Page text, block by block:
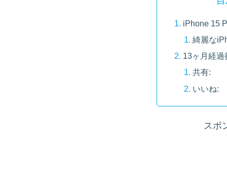
iPhone 15
綺麗な
13ヶ月経
共有:
いいね:
スポ